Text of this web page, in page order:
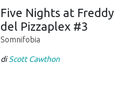
Five Nights at
del Pizzaplex #3
Somnifobia
diScott Cawthon